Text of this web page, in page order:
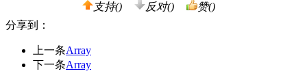
支持() 反对() 赞()
分享到：
上一条Array
下一条Array